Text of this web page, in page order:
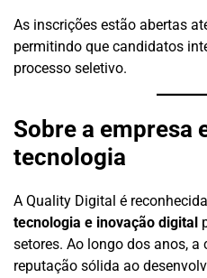
As inscrições estão abertas
permitindo que candidatos
processo seletivo.
Sobre a empresa
tecnologia
A Quality Digital é
tecnologia e inovação digital
setores. Ao longo dos anos,
reputação sólida ao